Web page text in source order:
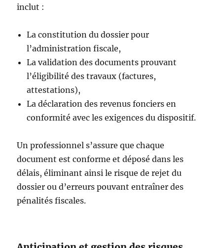
inclut :
La constitution du dossier pour
l’administration fiscale,
La validation des documents prouvant
l’éligibilité des travaux (factures,
attestations),
La déclaration des revenus fonciers en
conformité avec les exigences du dispositif.
Un professionnel s’assure que chaque
document est conforme et déposé dans les
délais, éliminant ainsi le risque de rejet du
dossier ou d’erreurs pouvant entraîner des
pénalités fiscales.